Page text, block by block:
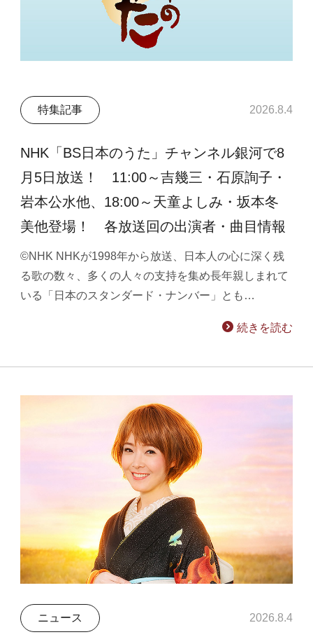
特集記事 2026.8.4
NHK「BS日本のうた」チャンネル銀河で8
月5日放送！ 11:00～吉幾三・石原詢子・
岩本公水他、18:00～天童よしみ・坂本冬
美他登場！ 各放送回の出演者・曲目情報
©NHK NHKが1998年から放送、日本人の心に深く残
る歌の数々、多くの人々の支持を集め長年親しまれて
いる「日本のスタンダード・ナンバー」とも…
続きを読む
ニュース 2026.8.4